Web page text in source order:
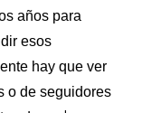
años para
esos
hay que ver
o de seguidores